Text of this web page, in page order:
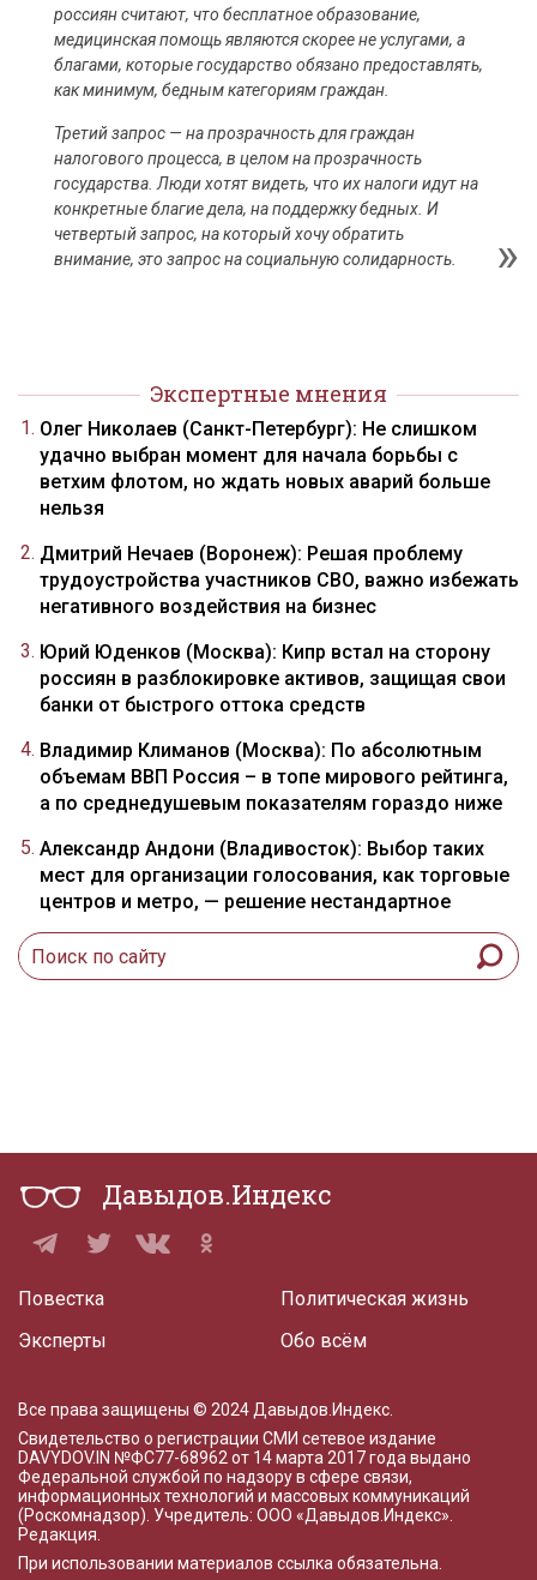
россиян считают, что бесплатное образование,
медицинская помощь являются скорее не услугами, а
благами, которые государство обязано предоставлять,
как минимум, бедным категориям граждан.
Третий запрос — на прозрачность для граждан
налогового процесса, в целом на прозрачность
государства. Люди хотят видеть, что их налоги идут на
конкретные благие дела, на поддержку бедных. И
четвертый запрос, на который хочу обратить
внимание, это запрос на социальную солидарность.
Экспертные мнения
Олег Николаев (Санкт-Петербург): Не слишком
удачно выбран момент для начала борьбы с
ветхим флотом, но ждать новых аварий больше
нельзя
Дмитрий Нечаев (Воронеж): Решая проблему
трудоустройства участников СВО, важно избежать
негативного воздействия на бизнес
Юрий Юденков (Москва): Кипр встал на сторону
россиян в разблокировке активов, защищая свои
банки от быстрого оттока средств
Владимир Климанов (Москва): По абсолютным
объемам ВВП Россия – в топе мирового рейтинга,
а по среднедушевым показателям гораздо ниже
Александр Андони (Владивосток): Выбор таких
мест для организации голосования, как торговые
центров и метро, — решение нестандартное
Давыдов.Индекс
Повестка
Эксперты
Политическая жизнь
Обо всём
Все права защищены © 2024 Давыдов.Индекс.
Свидетельство о регистрации СМИ сетевое издание
DAVYDOV.IN №ФС77-68962 от 14 марта 2017 года выдано
Федеральной службой по надзору в сфере связи,
информационных технологий и массовых коммуникаций
(Роскомнадзор). Учредитель: ООО «Давыдов.Индекс».
Редакция
При использовании материалов ссылка обязательна.